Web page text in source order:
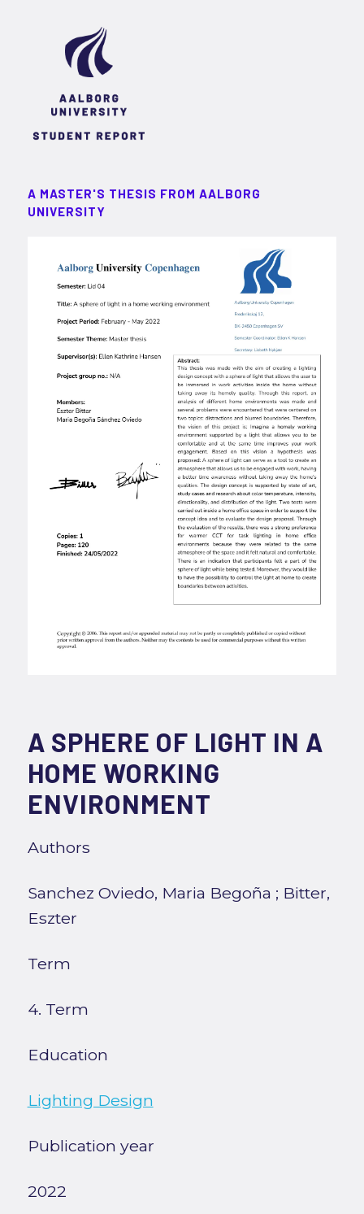
A MASTER'S THESIS FROM AALBORG
UNIVERSITY
A SPHERE OF LIGHT IN A
HOME WORKING
ENVIRONMENT
Authors
Sanchez Oviedo, Maria Begoña ; Bitter,
Eszter
Term
4. Term
Education
Lighting Design
Publication year
2022